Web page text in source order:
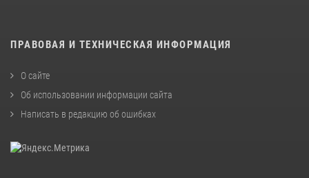
ПРАВОВАЯ И ТЕХНИЧЕСКАЯ ИНФОРМАЦИЯ
О сайте
Об использовании информации сайта
Написать в редакцию об ошибках